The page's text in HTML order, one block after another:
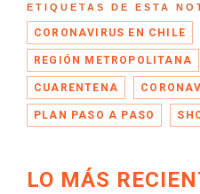
ETIQUETAS DE ESTA
CORONAVIRUS EN CHILE
REGIÓN METROPOLITANA
CUARENTENA
PLAN PASO A PASO
LO MÁS